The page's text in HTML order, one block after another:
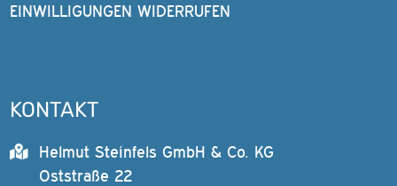
EINWILLIGUNGEN WIDERRUFEN
KONTAKT
Helmut Steinfels GmbH & Co. KG
Oststraße 22